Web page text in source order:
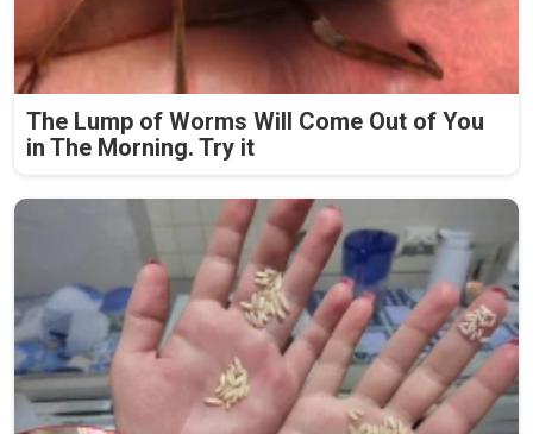
The Lump of Worms Will Come Out of You
in The Morning. Try it